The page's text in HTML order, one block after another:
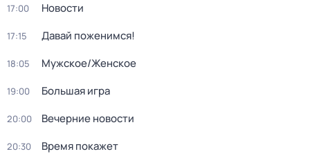
17:00 Новости
17:15 Давай поженимся!
18:05 Мужское/Женское
19:00 Большая игра
20:00 Вечерние новости
20:30 Время покажет